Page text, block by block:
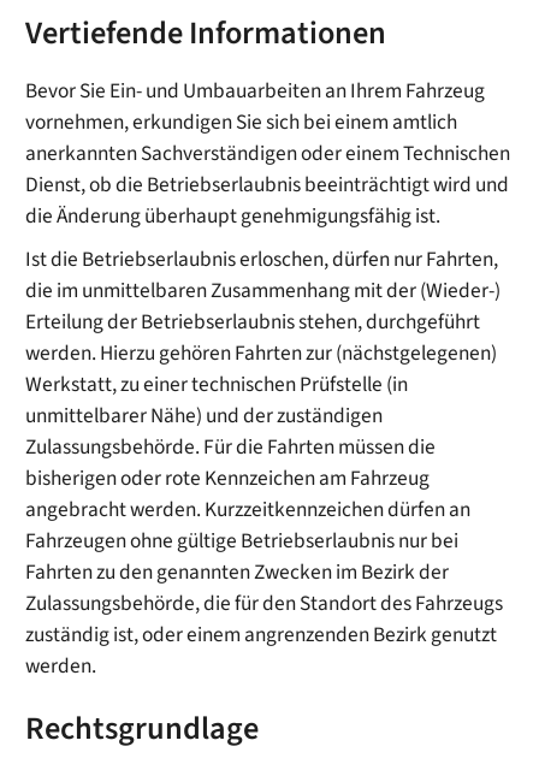
Vertiefende Informationen
Bevor Sie Ein- und Umbauarbeiten an Ihrem Fahrzeug
vornehmen, erkundigen Sie sich bei einem amtlich
anerkannten Sachverständigen oder einem Technischen
Dienst, ob die Betriebserlaubnis beeinträchtigt wird und
die Änderung überhaupt genehmigungsfähig ist.
Ist die Betriebserlaubnis erloschen, dürfen nur Fahrten,
die im unmittelbaren Zusammenhang mit der (Wieder-)
Erteilung der Betriebserlaubnis stehen, durchgeführt
werden. Hierzu gehören Fahrten zur (nächstgelegenen)
Werkstatt, zu einer technischen Prüfstelle (in
unmittelbarer Nähe) und der zuständigen
Zulassungsbehörde. Für die Fahrten müssen die
bisherigen oder rote Kennzeichen am Fahrzeug
angebracht werden. Kurzzeitkennzeichen dürfen an
Fahrzeugen ohne gültige Betriebserlaubnis nur bei
Fahrten zu den genannten Zwecken im Bezirk der
Zulassungsbehörde, die für den Standort des Fahrzeugs
zuständig ist, oder einem angrenzenden Bezirk genutzt
werden.
Rechtsgrundlage